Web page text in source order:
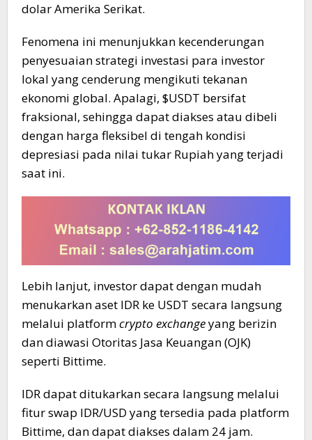
dolar Amerika Serikat.
Fenomena ini menunjukkan kecenderungan
penyesuaian strategi investasi para investor
lokal yang cenderung mengikuti tekanan
ekonomi global. Apalagi, $USDT bersifat
fraksional, sehingga dapat diakses atau dibeli
dengan harga fleksibel di tengah kondisi
depresiasi pada nilai tukar Rupiah yang terjadi
saat ini.
Lebih lanjut, investor dapat dengan mudah
menukarkan aset IDR ke USDT secara langsung
melalui platformcrypto exchangeyang berizin
dan diawasi Otoritas Jasa Keuangan (OJK)
seperti Bittime.
IDR dapat ditukarkan secara langsung melalui
fitur swap IDR/USD yang tersedia pada platform
Bittime, dan dapat diakses dalam 24 jam.